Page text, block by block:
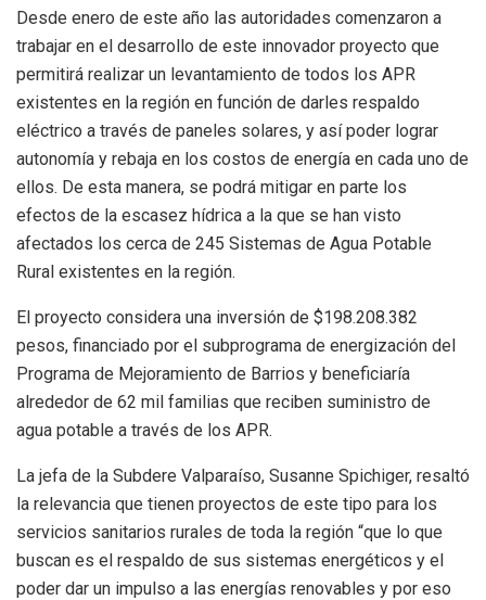
Desde enero de este año las autoridades comenzaron a
trabajar en el desarrollo de este innovador proyecto que
permitirá realizar un levantamiento de todos los APR
existentes en la región en función de darles respaldo
eléctrico a través de paneles solares, y así poder lograr
autonomía y rebaja en los costos de energía en cada uno de
ellos. De esta manera, se podrá mitigar en parte los
efectos de la escasez hídrica a la que se han visto
afectados los cerca de 245 Sistemas de Agua Potable
Rural existentes en la región.
El proyecto considera una inversión de $198.208.382
pesos, financiado por el subprograma de energización del
Programa de Mejoramiento de Barrios y beneficiaría
alrededor de 62 mil familias que reciben suministro de
agua potable a través de los APR.
La jefa de la Subdere Valparaíso, Susanne Spichiger, resaltó
la relevancia que tienen proyectos de este tipo para los
servicios sanitarios rurales de toda la región “que lo que
buscan es el respaldo de sus sistemas energéticos y el
poder dar un impulso a las energías renovables y por eso